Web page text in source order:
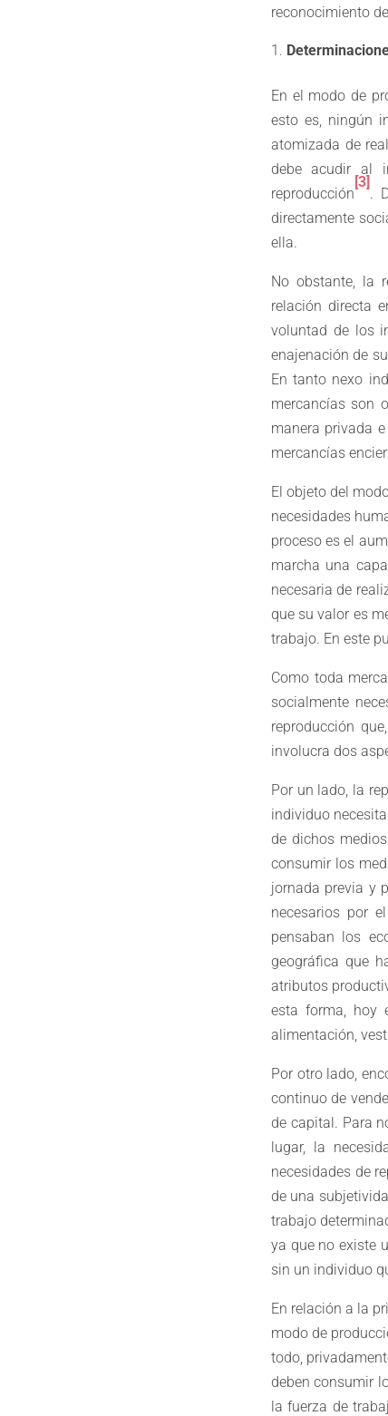
reconocimiento
En el modo de
esto es, ningún
atomizada de
debe acudir al
reproducción
[3]
.
directamente
ella.
No obstante, la
relación directa
voluntad de los
enajenación de
En tanto nexo
mercancías son
manera privada
mercancías
El objeto del
necesidades
proceso es el
marcha una
necesaria de
que su valor es
trabajo. En este
Como toda
socialmente
reproducción
involucra dos
Por un lado, la
individuo
de dichos
consumir los
jornada previa y
necesarios por
pensaban los
geográfica que
atributos
esta forma, hoy
alimentación,
Por otro lado,
continuo de
de capital. Para
lugar, la
necesidades de
de una
trabajo
ya que no existe
sin un individuo
En relación a la
modo de
todo,
deben consumir
la fuerza de